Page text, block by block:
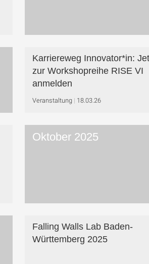
Karriereweg Innovator*in:
zur Workshop­reihe RISE VI
anmelden
Veranstaltung 18.03.26
Oktober 2025
Falling Walls Lab Baden-
Württemberg 2025